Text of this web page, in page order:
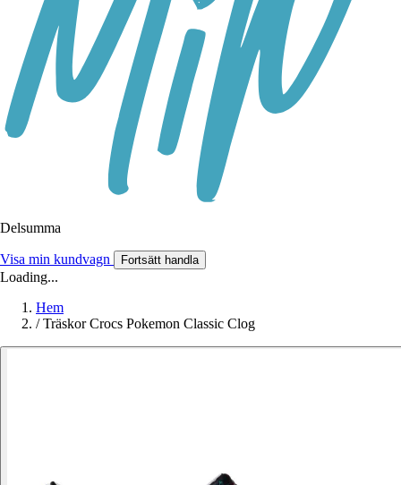
Delsumma
Visa min kundvagn Fortsätt handla
Loading...
Hem
/ Träskor Crocs Pokemon Classic Clog